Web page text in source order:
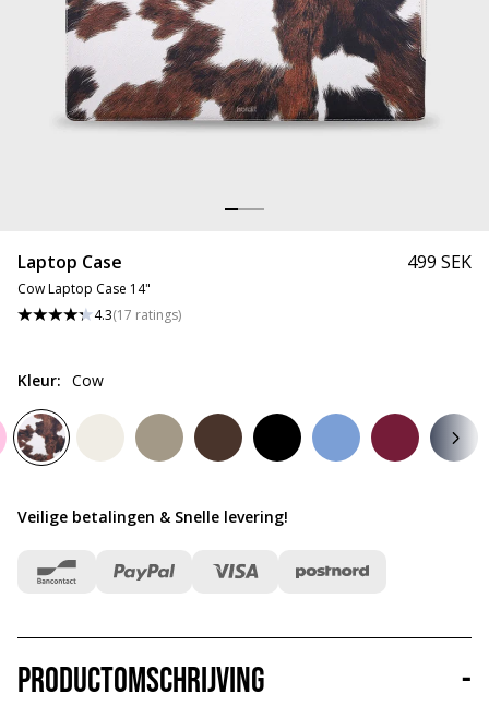
Laptop Case
Cow Laptop Case 14"
4.3(17 ratings)
499 SEK
Kleur: Cow
Veilige betalingen & Snelle levering!
Productomschrijving -